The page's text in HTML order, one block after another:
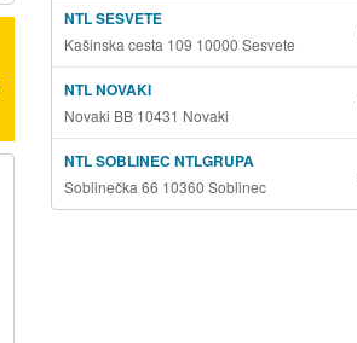
NTL SESVETE
Kašinska cesta 109 10000 Sesvete
NTL NOVAKI
Novaki BB 10431 Novaki
NTL SOBLINEC NTLGRUPA
Soblinečka 66 10360 Soblinec